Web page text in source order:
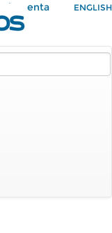
Mi Cuenta ENGLISH